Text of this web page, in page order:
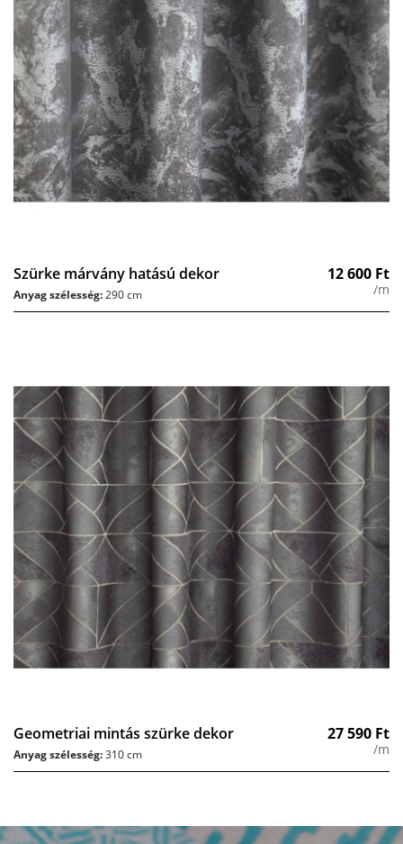
Szürke márvány hatású dekor 12 600 Ft
/m
Anyag szélesség:290 cm
Geometriai mintás szürke dekor 27 590 Ft
/m
Anyag szélesség:310 cm